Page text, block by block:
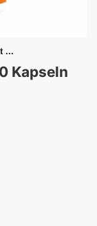
...
Kapseln